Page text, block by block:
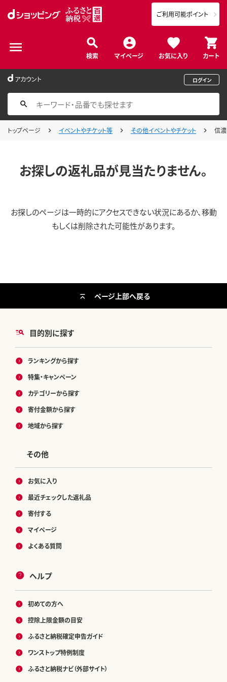
検索 マイページ お気に入り カート
ご利用可能ポイント
アカウント ログイン
トップページ イベントやチケット等 その他イベントやチケット 信
お探しの返礼品が見当たりません。
お探しのページは一時的にアクセスできない状況にあるか、移動
もしくは削除された可能性があります。
目的別に探す
ランキングから探す
特集・キャンペーン
カテゴリーから探す
寄付金額から探す
地域から探す
その他
お気に入り
最近チェックした返礼品
寄付する
マイページ
よくある質問
ヘルプ
初めての方へ
控除上限金額の目安
ふるさと納税確定申告ガイド
ワンストップ特例制度
ふるさと納税ナビ（外部サイト）
ページ上部へ戻る